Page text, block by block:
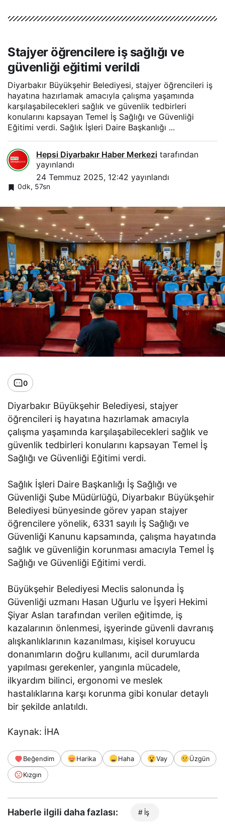
Stajyer öğrencilere iş sağlığı ve
güvenliği eğitimi verildi
Diyarbakır Büyükşehir Belediyesi, stajyer öğrencileri iş
hayatına hazırlamak amacıyla çalışma yaşamında
karşılaşabilecekleri sağlık ve güvenlik tedbirleri
konularını kapsayan Temel İş Sağlığı ve Güvenliği
Eğitimi verdi. Sağlık İşleri Daire Başkanlığı ...
Hepsi Diyarbakır Haber Merkezi tarafından
yayınlandı
24 Temmuz 2025, 12:42 yayınlandı
0dk, 57sn
0
Diyarbakır Büyükşehir Belediyesi, stajyer
öğrencileri iş hayatına hazırlamak amacıyla
çalışma yaşamında karşılaşabilecekleri sağlık ve
güvenlik tedbirleri konularını kapsayan Temel İş
Sağlığı ve Güvenliği Eğitimi verdi.
Sağlık İşleri Daire Başkanlığı İş Sağlığı ve
Güvenliği Şube Müdürlüğü, Diyarbakır Büyükşehir
Belediyesi bünyesinde görev yapan stajyer
öğrencilere yönelik, 6331 sayılı İş Sağlığı ve
Güvenliği Kanunu kapsamında, çalışma hayatında
sağlık ve güvenliğin korunması amacıyla Temel İş
Sağlığı ve Güvenliği Eğitimi verdi.
Büyükşehir Belediyesi Meclis salonunda İş
Güvenliği uzmanı Hasan Uğurlu ve İşyeri Hekimi
Şiyar Aslan tarafından verilen eğitimde, iş
kazalarının önlenmesi, işyerinde güvenli davranış
alışkanlıklarının kazanılması, kişisel koruyucu
donanımların doğru kullanımı, acil durumlarda
yapılması gerekenler, yangınla mücadele,
ilkyardım bilinci, ergonomi ve meslek
hastalıklarına karşı korunma gibi konular detaylı
bir şekilde anlatıldı.
Kaynak: İHA
Beğendim Harika Haha Vay
Üzgün
Kızgın
Haberle ilgili daha fazlası: # İş